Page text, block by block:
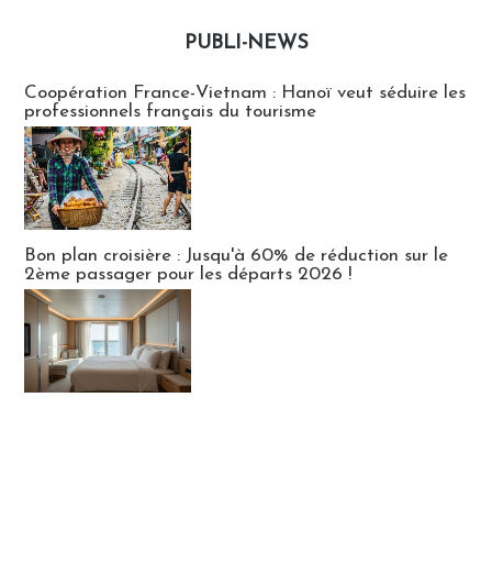
PUBLI-NEWS
Coopération France-Vietnam : Hanoï veut séduire les
professionnels français du tourisme
Bon plan croisière : Jusqu'à 60% de réduction sur le
2ème passager pour les départs 2026 !